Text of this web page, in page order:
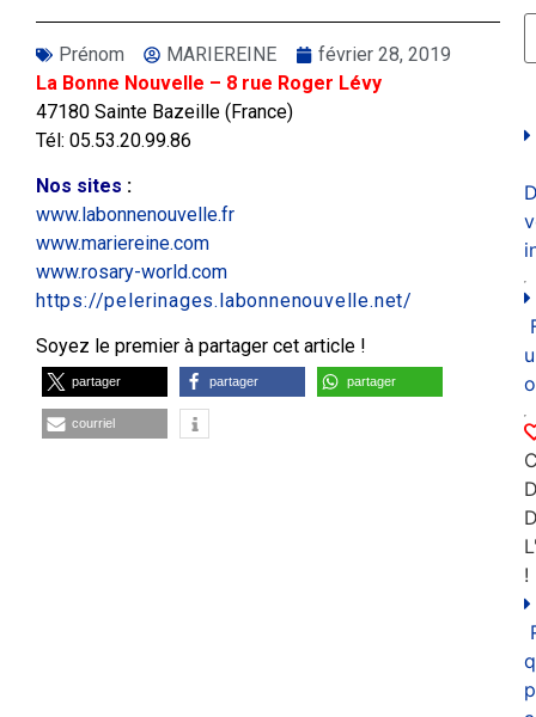
Prénom MARIEREINE
février 28, 2019
La Bonne Nouvelle – 8 rue Roger Lévy
47180 Sainte Bazeille (France)
Tél: 05.53.20.99.86
Nos sites :
www.labonnenouvelle.fr
www.mariereine.com
www.rosary-world.com
https://pelerinages.labonnenouvelle.net/
Soyez le premier à partager cet article !
partager partager partager
courriel
!